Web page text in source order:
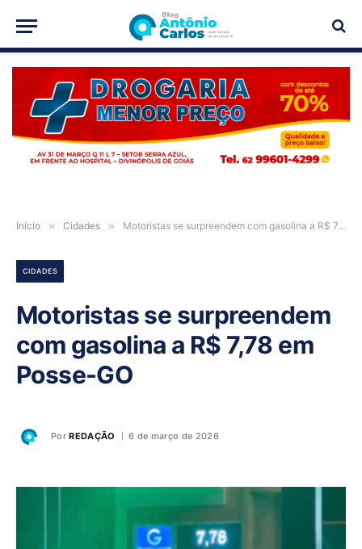
PUBLICIDADE
Início » Cidades » Motoristas se surpreendem com gasolina a R$ 7,78 em Posse-GO
CIDADES
Motoristas se surpreendem
com gasolina a R$ 7,78 em
Posse-GO
Por REDAÇÃO 6 de março de 2026